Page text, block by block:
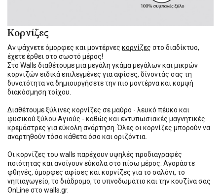
Κορνίζες
Αν ψάχνετε όμορφες και μοντέρνες κορνίζες στο διαδίκτυο,
έχετε έρθει στο σωστό μέρος!
Στο Walls διαθέτουμε μια μεγάλη γκάμα μεγάλων και μικρών
κορνιζών ειδικά επιλεγμένες για αφίσες, δίνοντάς σας τη
δυνατότητα να δημιουργήσετε την πιο μοντέρνα και κομψή
διακόσμηση τοίχου.
Διαθέτουμε ξύλινες κορνίζες σε μαύρο - λευκό πέυκο και
φυσικού ξύλου Αγιούς - καθώς και εντυπωσιακές μαγνητικές
κρεμάστρες για εύκολη ανάρτηση. Όλες οι κορνίζες μπορούν να
αναρτηθούν τόσο κάθετα όσο και οριζόντια.
Οι κορνίζες του walls παρέχουν υψηλές προδιαγραφές
ποιότητας και ανοίγουν εύκολα στο πίσω μέρος. Αγοράστε
φθηνές, όμορφες αφίσες και κορνίζες για το σαλόνι, το
νηπιαγωγείο, το διάδρομο, το υπνοδωμάτιο και την κουζίνα σας
OnLine στο walls.gr.